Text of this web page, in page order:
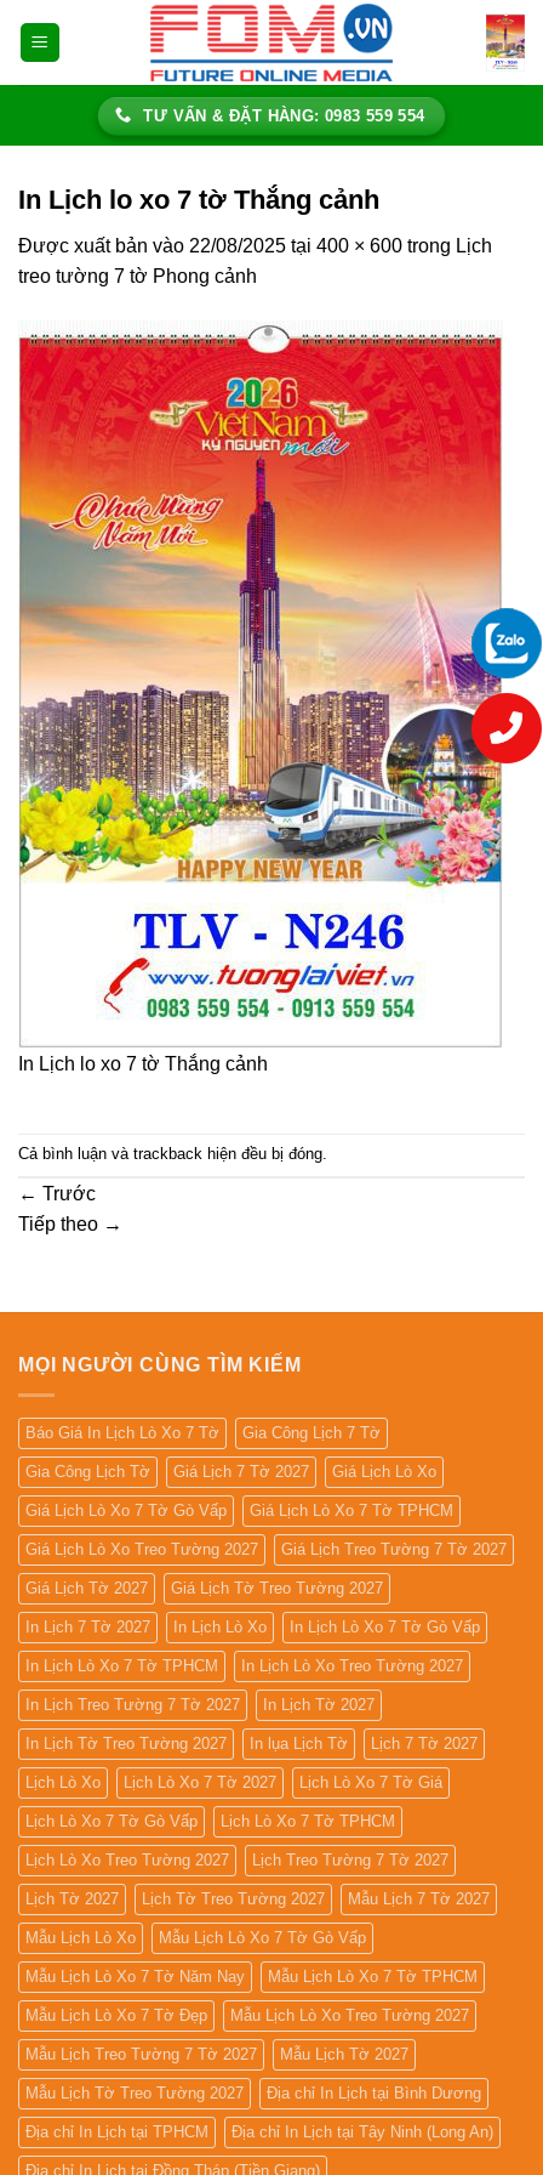
TƯ VẤN & ĐẶT HÀNG: 0983 559 554
In Lịch lo xo 7 tờ Thắng cảnh
Được xuất bản vào 22/08/2025 tại 400 × 600 trong Lịch
treo tường 7 tờ Phong cảnh
In Lịch lo xo 7 tờ Thắng cảnh
Cả bình luận và trackback hiện đều bị đóng.
← Trước
Tiếp theo →
MỌI NGƯỜI CÙNG TÌM KIẾM
Báo Giá In Lịch Lò Xo 7 Tờ Gia Công Lịch 7 Tờ
Gia Công Lịch Tờ Giá Lịch 7 Tờ 2027 Giá Lịch Lò Xo
Giá Lịch Lò Xo 7 Tờ Gò Vấp Giá Lịch Lò Xo 7 Tờ TPHCM
Giá Lịch Lò Xo Treo Tường 2027 Giá Lịch Treo Tường 7 Tờ 2027
Giá Lịch Tờ 2027 Giá Lịch Tờ Treo Tường 2027
In Lịch 7 Tờ 2027 In Lịch Lò Xo In Lịch Lò Xo 7 Tờ Gò Vấp
In Lịch Lò Xo 7 Tờ TPHCM In Lịch Lò Xo Treo Tường 2027
In Lịch Treo Tường 7 Tờ 2027 In Lịch Tờ 2027
In Lịch Tờ Treo Tường 2027 In lụa Lịch Tờ Lịch 7 Tờ 2027
Lịch Lò Xo Lịch Lò Xo 7 Tờ 2027 Lịch Lò Xo 7 Tờ Giá
Lịch Lò Xo 7 Tờ Gò Vấp Lịch Lò Xo 7 Tờ TPHCM
Lịch Lò Xo Treo Tường 2027 Lịch Treo Tường 7 Tờ 2027
Lịch Tờ 2027 Lịch Tờ Treo Tường 2027 Mẫu Lịch 7 Tờ 2027
Mẫu Lịch Lò Xo Mẫu Lịch Lò Xo 7 Tờ Gò Vấp
Mẫu Lịch Lò Xo 7 Tờ Năm Nay Mẫu Lịch Lò Xo 7 Tờ TPHCM
Mẫu Lịch Lò Xo 7 Tờ Đẹp Mẫu Lịch Lò Xo Treo Tường 2027
Mẫu Lịch Treo Tường 7 Tờ 2027 Mẫu Lịch Tờ 2027
Mẫu Lịch Tờ Treo Tường 2027 Địa chỉ In Lịch tại Bình Dương
Địa chỉ In Lịch tại TPHCM Địa chỉ In Lịch tại Tây Ninh (Long An)
Địa chỉ In Lịch tại Đồng Tháp (Tiền Giang)